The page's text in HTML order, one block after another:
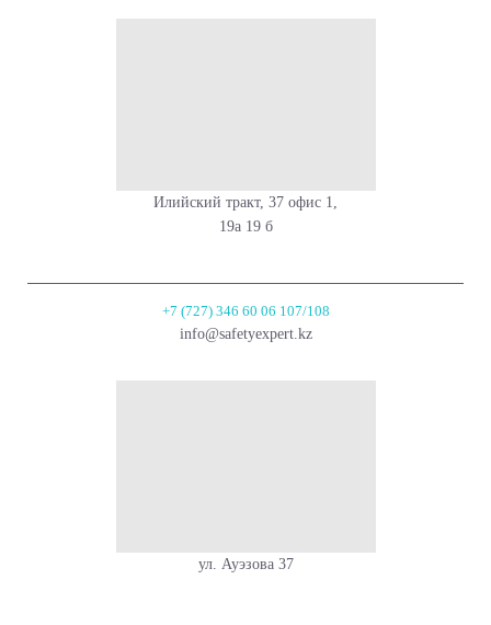
Илийский тракт, 37 офис 1,
19а 19 б
+7 (727) 346 60 06 107/108
info@safetyexpert.kz
ул. Ауэзова 37